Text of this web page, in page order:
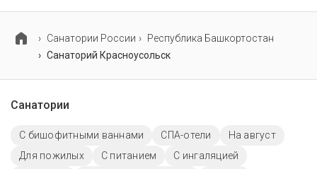
детей и пенсионеров.
Cанатории России
Республика Башкортостан
Санаторий Красноусольск
Санатории
С бишофитными ваннами СПА-отели
На август
Для пожилых
С питанием
С ингаляцией